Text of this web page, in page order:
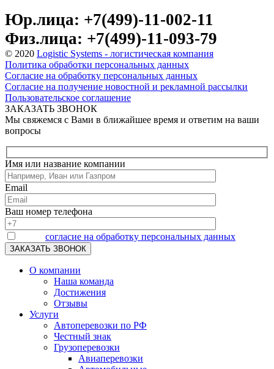
Юр.лица: +7(499)-11-002-11
Физ.лица: +7(499)-11-093-79
© 2020 Logistic Systems - логистическая компания
Политика обработки персональных данных
Согласие на обработку персональных данных
Согласие на получение новостной и рекламной рассылки
Пользовательское соглашение
ЗАКАЗАТЬ ЗВОНОК
Мы свяжемся с Вами в ближайшее время и ответим на ваши
вопросы
Имя или название компании
Email
Ваш номер телефона
согласие на обработку персональных данных
О компании
Наша команда
Достижения
Отзывы
Услуги
Автоперевозки по РФ
Честный знак
Грузоперевозки
Авиаперевозки